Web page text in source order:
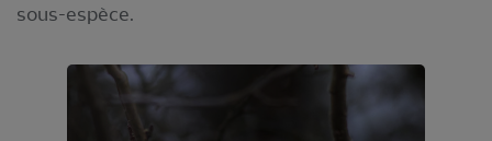
sous-espèce.